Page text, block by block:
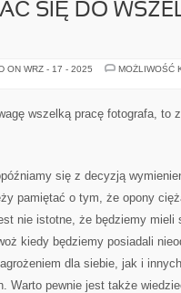
SIĘ DO
ON WRZ - 17 - 2025
MOŻLIWOŚĆ
wszelką pracę fotografa, to
się z decyzją
pamiętać o tym, że opony
nie istotne, że będziemy mieli
kiedy będziemy posiadali
dla siebie, jak i
Warto pewnie jest także